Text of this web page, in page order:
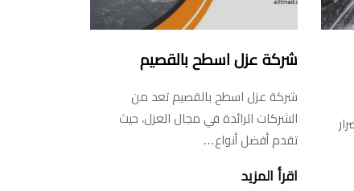
شركة عزل اسطح بالقصيم
شركة عزل اسطح بالقصيم تعد من
الشركات الرائدة في مجال العزل، حيث
تقدم أفضل أنواع…
اقرأ المزيد